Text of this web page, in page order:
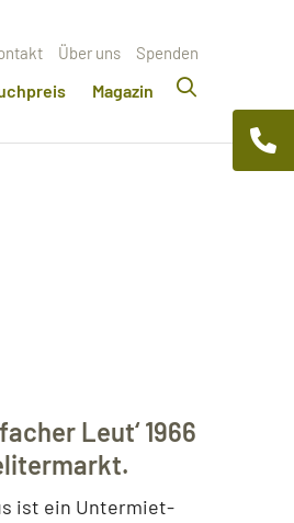
Über uns Spenden
Magazin
Leut‘ 1966
ist ein Untermiet-